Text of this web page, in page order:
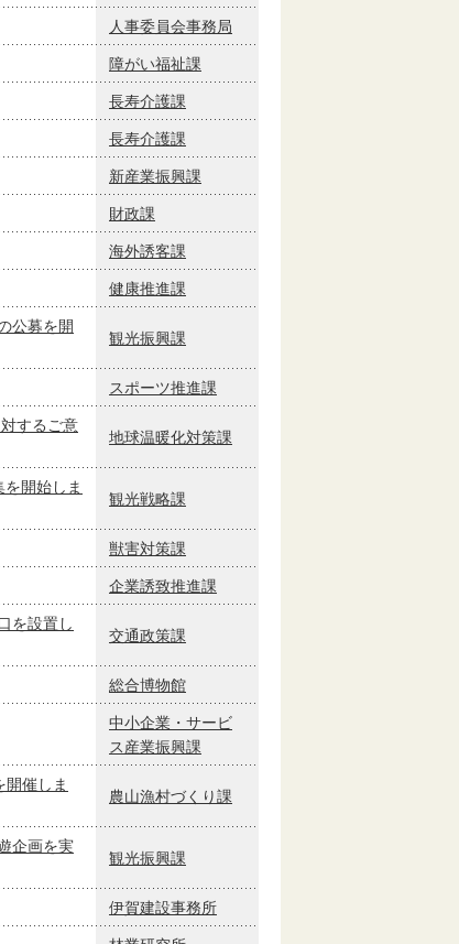
人事委員会事務局
障がい福祉課
長寿介護課
長寿介護課
新産業振興課
財政課
海外誘客課
健康推進課
公募を開
観光振興課
スポーツ推進課
するご意
地球温暖化対策課
開始しま
観光戦略課
獣害対策課
企業誘致推進課
を設置し
交通政策課
総合博物館
中小企業・サービ
ス産業振興課
催しま
農山漁村づくり課
企画を実
観光振興課
伊賀建設事務所